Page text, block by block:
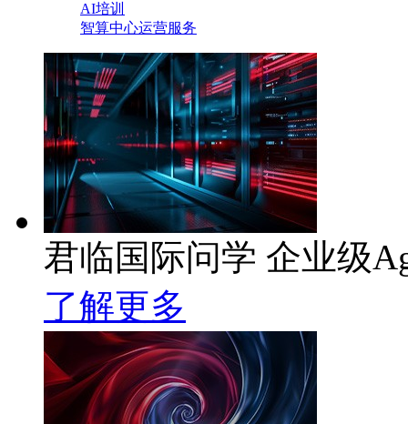
AI培训
智算中心运营服务
君临国际问学 企业级
了解更多